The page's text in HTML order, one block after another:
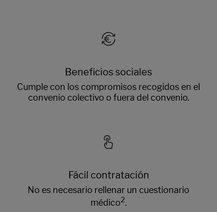
Beneficios sociales
Cumple con los compromisos recogidos en el
convenio colectivo o fuera del convenio.
Fácil contratación
No es necesario rellenar un cuestionario
médico2.